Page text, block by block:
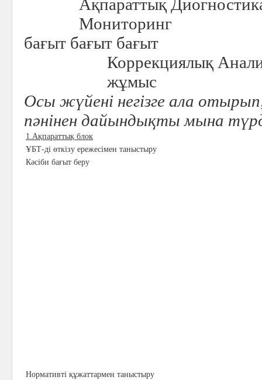
Ақпараттық
Мониторинг
бағыт бағыт бағыт
Коррекциялық
жұмыс
Осы жүйені негізге ала
пәнінен дайындықты мына
1.Ақпараттық блок
ҰБТ-ді өткізу ережесімен таныстыру
Кәсіби бағыт беру
Нормативті құжаттармен таныстыру